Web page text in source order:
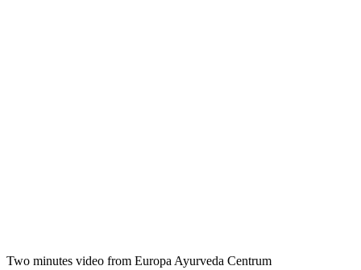
Two minutes video from Europa Ayurveda Centrum